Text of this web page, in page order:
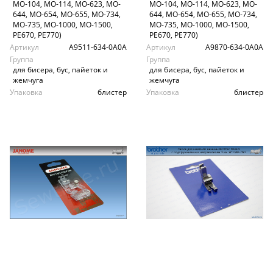
MO-104, MO-114, MO-623, MO-
644, MO-654, MO-655, MO-734,
MO-735, MO-1000, MO-1500,
PE670, PE770)
Артикул
A9511-634-0A0A
Группа
для бисера, бус, пайеток и
жемчуга
Упаковка
блистер
MO-104, MO-114, MO-623, MO-
644, MO-654, MO-655, MO-734,
MO-735, MO-1000, MO-1500,
PE670, PE770)
Артикул
A9870-634-0А0А
Группа
для бисера, бус, пайеток и
жемчуга
Упаковка
блистер